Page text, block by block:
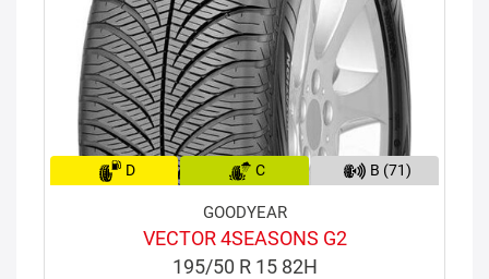
D C B (71)
GOODYEAR
VECTOR 4SEASONS G2
195/50 R 15 82H